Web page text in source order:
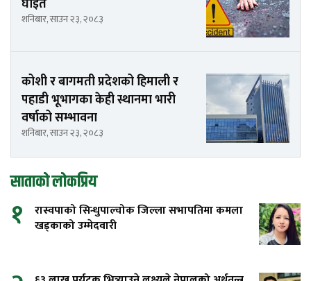
शनिबार, साउन २३, २०८३
कोशी र बागमती प्रदेशको हिमाली र
पहाडी भूभागका केही स्थानमा भारी
वर्षाको सम्भावना
शनिबार, साउन २३, २०८३
साताको लोकप्रिय
१
रास्वपाको सिन्धुपाल्चोक जिल्ला सभापतिमा कमला
खड्काको उम्मेदवारी